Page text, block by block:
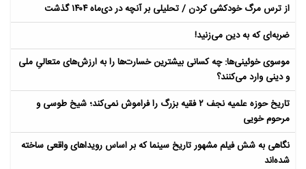
از ترس مرگ خودکشی کردن / تحلیلی بر آنچه در دی‌ماه ۱۴۰۴ گذشت
ضربه‌ای که به دین می‌زنید!
موسوی خوئینی‌ها: چه کسانی بیشترین خسارت‌ها را به ارزش‌های متعالیِ ملی
و دینی وارد می‌کنند؟
تاریخ حوزه علمیه نجف ۲ فقیه بزرگ را فراموش نمی‌کند؛ شیخ طوسی و
مرحوم خویی
نگاهی به شش فیلم مشهور تاریخ سینما که بر اساس رویداهای واقعی ساخته
شده‌اند